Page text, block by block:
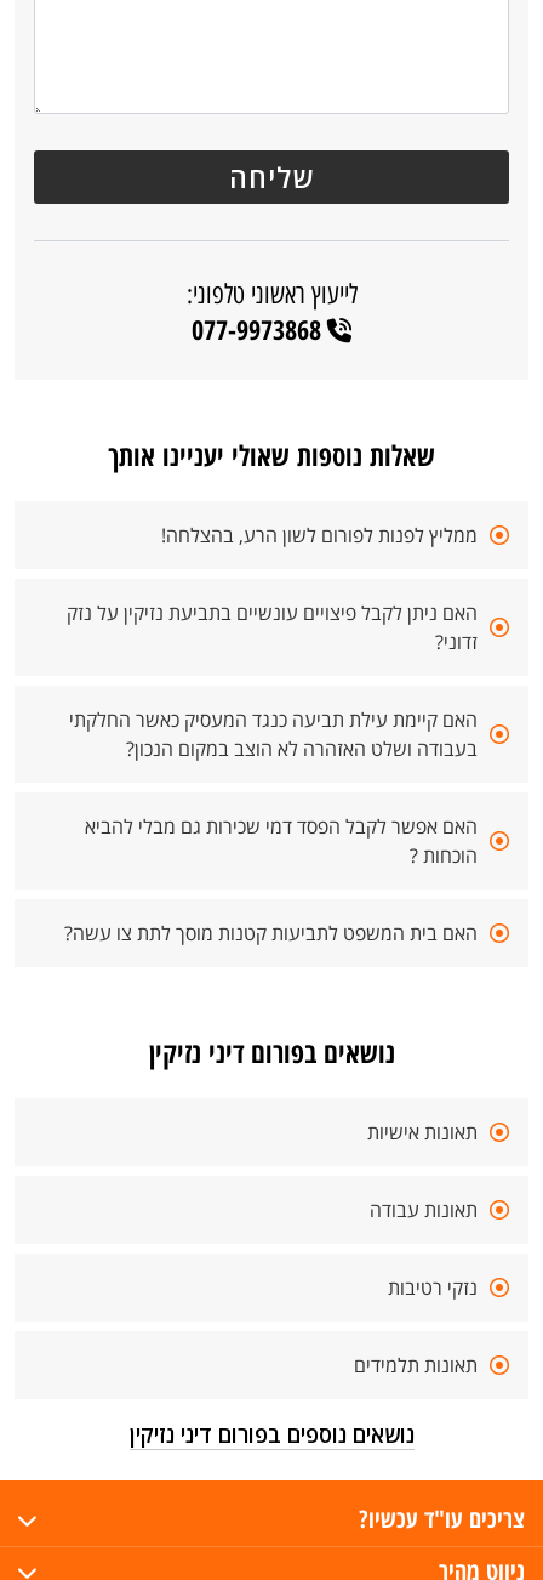
לייעוץ ראשוני טלפוני:
077-9973868
שאלות נוספות שאולי יעניינו אותך
ממליץ לפנות לפורום לשון הרע, בהצלחה!
האם ניתן לקבל פיצויים עונשיים בתביעת נזיקין על נזק
זדוני?
האם קיימת עילת תביעה כנגד המעסיק כאשר החלקתי
בעבודה ושלט האזהרה לא הוצב במקום הנכון?
האם אפשר לקבל הפסד דמי שכירות גם מבלי להביא
הוכחות ?
האם בית המשפט לתביעות קטנות מוסך לתת צו עשה?
נושאים בפורום דיני נזיקין
תאונות אישיות
תאונות עבודה
נזקי רטיבות
תאונות תלמידים
נושאים נוספים בפורום דיני נזיקין
צריכים עו"ד עכשיו?
ניווט מהיר